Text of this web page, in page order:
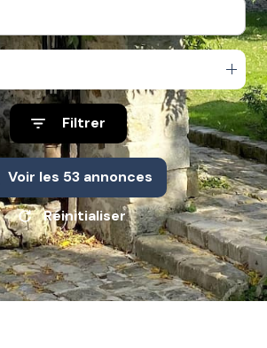
Filtrer
Voir les 53annonces
Réinitialiser